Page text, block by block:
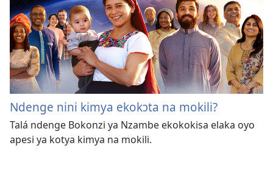
Ndenge nini kimya ekokɔta na mokili?
Talá ndenge Bokonzi ya Nzambe ekokokisa elaka oyo
apesi ya kotya kimya na mokili.